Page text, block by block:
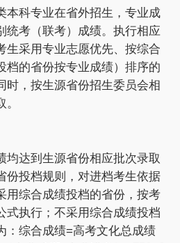
本科专业在省外招生，专业成
统考（联考）成绩。执行相应
生采用专业志愿优先、按综合
档的省份按专业成绩）排序的
时，按生源省份招生委员会相
均达到生源省份相应批次录取
份投档规则，对进档考生依据
用综合成绩投档的省份，按考
式执行；不采用综合成绩投档
：综合成绩=高考文化总成绩